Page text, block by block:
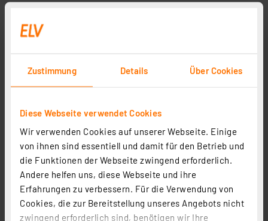
Zustimmung Details Über Cookies
Diese Webseite verwendet Cookies
Wir verwenden Cookies auf unserer Webseite. Einige
von ihnen sind essentiell und damit für den Betrieb und
die Funktionen der Webseite zwingend erforderlich.
Andere helfen uns, diese Webseite und ihre
Erfahrungen zu verbessern. Für die Verwendung von
Cookies, die zur Bereitstellung unseres Angebots nicht
zwingend erforderlich sind, benötigen wir Ihre
EZVIZ WLAN-Überwachungskamera LC3 mit
integrierter LED-Leuchte, App, 2K-Auflösung, 700 lm,
IP65
Artikel-Nr. 252680
2 3 4 5 (3)